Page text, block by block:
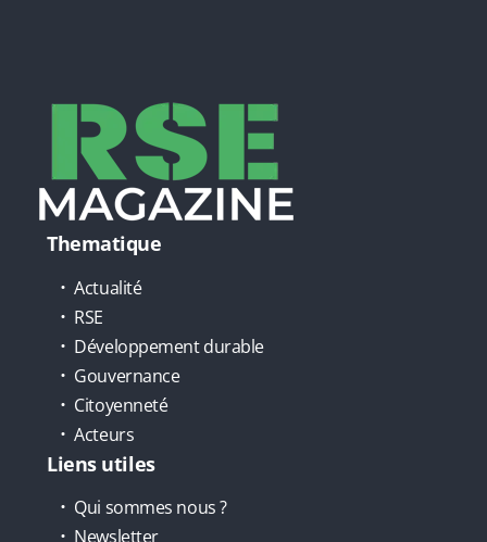
Thematique
Actualité
RSE
Développement durable
Gouvernance
Citoyenneté
Acteurs
Liens utiles
Qui sommes nous ?
Newsletter